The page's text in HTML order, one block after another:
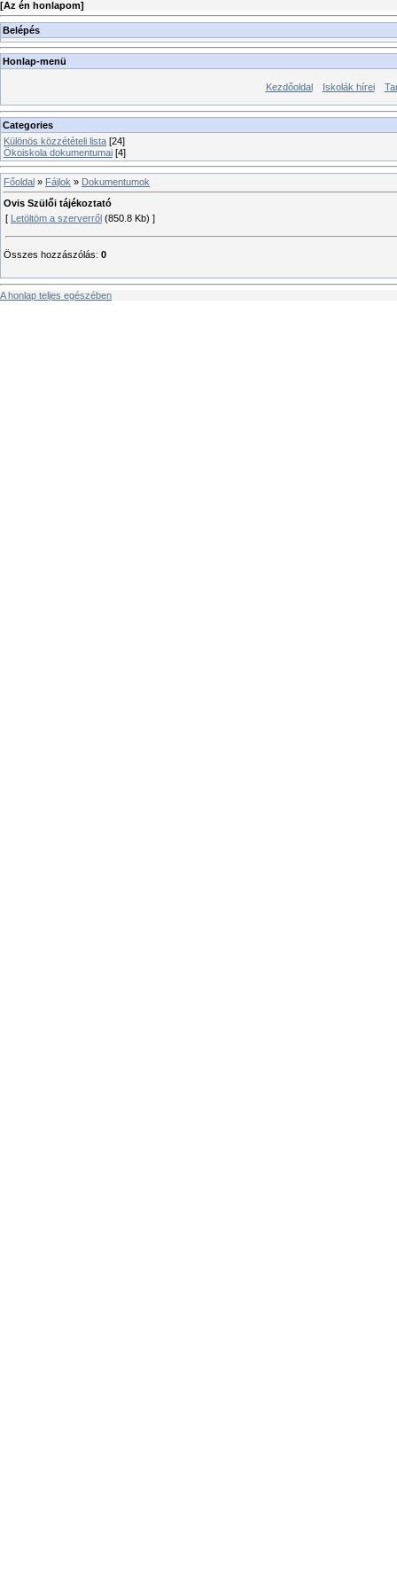
[Az én honlapom]
Belépés
Honlap-menü
Kezdőoldal Iskolák hírei
Categories
Különös közzétételi lista [24]
Ökoiskola dokumentumai [4]
Főoldal » Fájlok » Dokumentumok
Ovis Szülői tájékoztató
[
Letöltöm a szerverről (850.8 Kb) ]
Összes hozzászólás: 0
A honlap teljes egészében